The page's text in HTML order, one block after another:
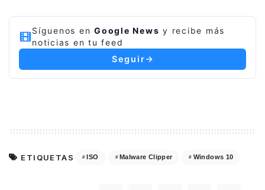
Síguenos en Google News y recibe más
noticias en tu feed
Seguir
ETIQUETAS ISO Malware Clipper Windows 10